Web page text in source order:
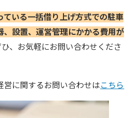
ている一括借り上げ方式での駐車
、設置、運営管理にかかる費用が
、お気軽にお問い合わせくださ
に関するお問い合わせはこちら